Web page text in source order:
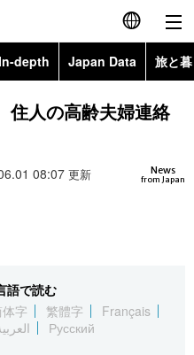
English
简体字
Русский
depth Japan Data 旅と
Topics
人の高齢夫婦連絡
News
from Japan
08:07 更新
語で読む
体字 繁體字
Français
Русский